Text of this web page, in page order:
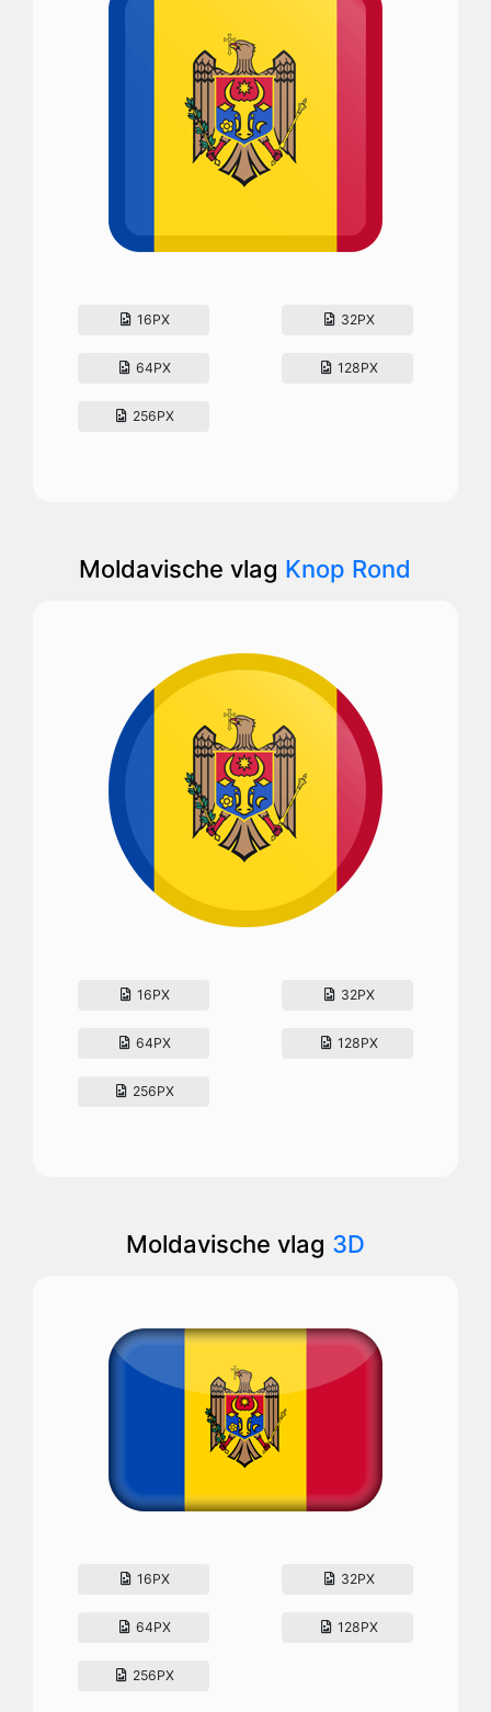
16PX 32PX
64PX 128PX
256PX
Moldavische vlag Knop Rond
16PX 32PX
64PX 128PX
256PX
Moldavische vlag 3D
16PX 32PX
64PX 128PX
256PX